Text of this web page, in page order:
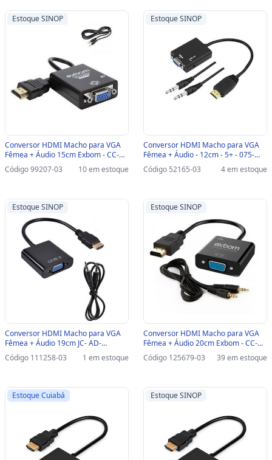
Estoque SINOP
Conversor HDMI Macho para VGA
Fêmea + Áudio 15cm Exbom - CC-
HV100-SINOP-03 - CC-HV100 - 1279
Código 99207-03 10 em estoque
Estoque SINOP
Conversor HDMI Macho para VGA
Fêmea + Áudio - 12cm - 5+ - 075-
0823-SINOP-03 - 075-0823
Código 52165-03 4 em estoque
Estoque SINOP
Conversor HDMI Macho para VGA
Fêmea + Áudio 19cm JC- AD-
HM/VGA F3 - 121-SINOP-03 - 121
Código 111258-03 1 em estoque
Estoque SINOP
Conversor HDMI Macho para VGA
Fêmea + Áudio 20cm Exbom - CC-
HVA60 - 3140-SINOP-03 - CC-HVA60
- 3140
Código 125679-03 39 em estoque
Estoque Cuiabá Estoque SINOP